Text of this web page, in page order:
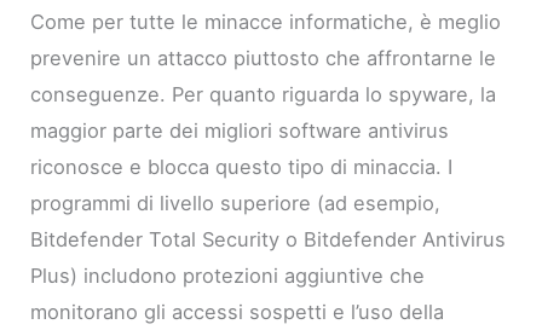
Come per tutte le minacce informatiche, è meglio
prevenire un attacco piuttosto che affrontarne le
conseguenze. Per quanto riguarda lo spyware, la
maggior parte dei migliori software antivirus
riconosce e blocca questo tipo di minaccia. I
programmi di livello superiore (ad esempio,
Bitdefender Total Security o Bitdefender Antivirus
Plus) includono protezioni aggiuntive che
monitorano gli accessi sospetti e l’uso della